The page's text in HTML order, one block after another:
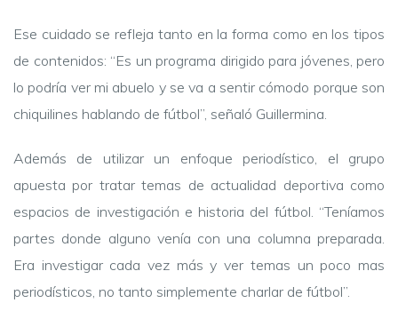
Ese cuidado se refleja tanto en la forma como en los tipos
de contenidos: “Es un programa dirigido para jóvenes, pero
lo podría ver mi abuelo y se va a sentir cómodo porque son
chiquilines hablando de fútbol”, señaló Guillermina.
Además de utilizar un enfoque periodístico, el grupo
apuesta por tratar temas de actualidad deportiva como
espacios de investigación e historia del fútbol. “Teníamos
partes donde alguno venía con una columna preparada.
Era investigar cada vez más y ver temas un poco mas
periodísticos, no tanto simplemente charlar de fútbol”.